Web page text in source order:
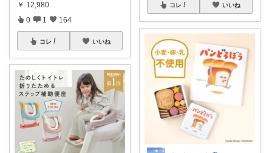
￥ 12,980
0 1 164
コレ いいね
コレ いいね